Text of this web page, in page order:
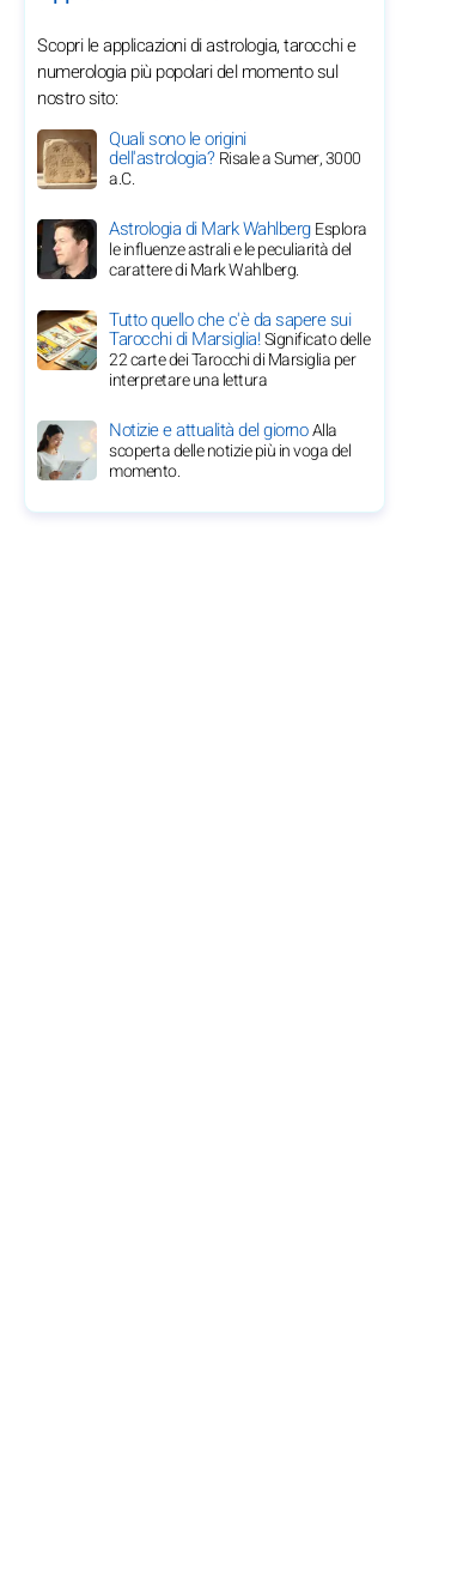
Scopri le applicazioni di astrologia, tarocchi e
numerologia più popolari del momento sul
nostro sito:
Quali sono le origini
dell'astrologia?Risale a Sumer, 3000
a.C.
Astrologia di Mark WahlbergEsplora
le influenze astrali e le peculiarità del
carattere di Mark Wahlberg.
Tutto quello che c'è da sapere sui
Tarocchi di Marsiglia!Significato delle
22 carte dei Tarocchi di Marsiglia per
interpretare una lettura
Notizie e attualità del giornoAlla
scoperta delle notizie più in voga del
momento.